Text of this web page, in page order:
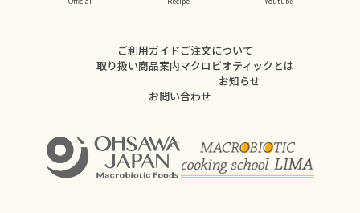
ご利用ガイドご注文について
取り扱い商品案内マクロビオティックとは
お知らせ
お問い合わせ